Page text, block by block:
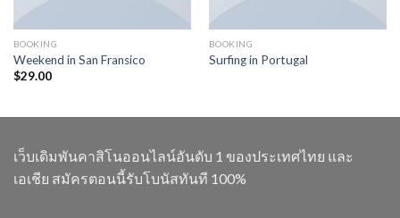
BOOKING
Weekend in San Fransico
$29.00
BOOKING
Surfing in Portugal
เว็บเดิมพันคาสิโนออนไลน์อันดับ 1 ของประเทศไทย และ
เอเชีย สมัครตอนนี้รับโบนัสทันที 100%